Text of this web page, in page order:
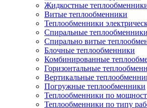
Жидкостные
Витые теплообменники
Теплообменники
Спиральные теплообменники
Спирально витые
Блочные теплообменники
Комбинированные
Горизонтальные
Вертикальные
Погружные теплообменники
Теплообменники по
Теплообменники по типу